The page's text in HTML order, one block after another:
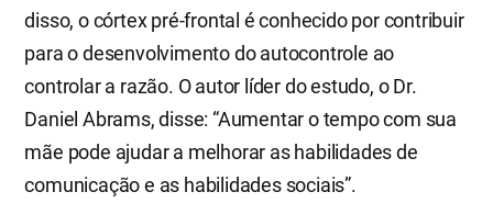
disso, o córtex pré-frontal é conhecido por contribuir
para o desenvolvimento do autocontrole ao
controlar a razão. O autor líder do estudo, o Dr.
Daniel Abrams, disse: “Aumentar o tempo com sua
mãe pode ajudar a melhorar as habilidades de
comunicação e as habilidades sociais”.